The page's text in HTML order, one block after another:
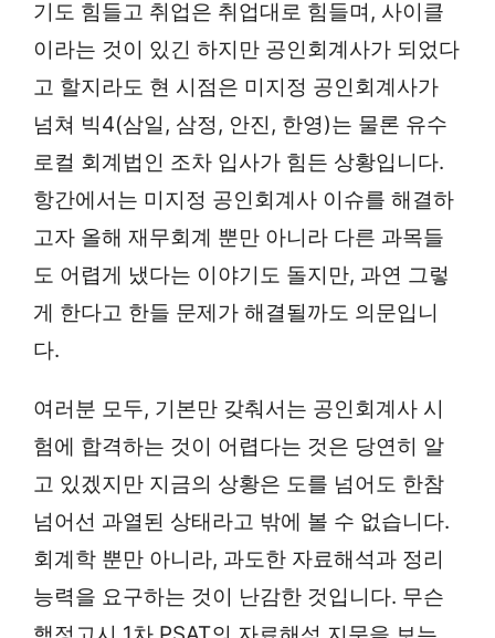
기도 힘들고 취업은 취업대로 힘들며, 사이클
이라는 것이 있긴 하지만 공인회계사가 되었다
고 할지라도 현 시점은 미지정 공인회계사가
넘쳐 빅4(삼일, 삼정, 안진, 한영)는 물론 유수
로컬 회계법인 조차 입사가 힘든 상황입니다.
항간에서는 미지정 공인회계사 이슈를 해결하
고자 올해 재무회계 뿐만 아니라 다른 과목들
도 어렵게 냈다는 이야기도 돌지만, 과연 그렇
게 한다고 한들 문제가 해결될까도 의문입니
다.
여러분 모두, 기본만 갖춰서는 공인회계사 시
험에 합격하는 것이 어렵다는 것은 당연히 알
고 있겠지만 지금의 상황은 도를 넘어도 한참
넘어선 과열된 상태라고 밖에 볼 수 없습니다.
회계학 뿐만 아니라, 과도한 자료해석과 정리
능력을 요구하는 것이 난감한 것입니다. 무슨